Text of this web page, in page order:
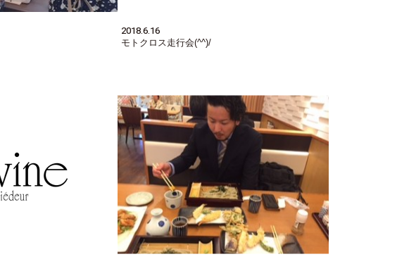
2018.6.16
モトクロス走行会(^^)/